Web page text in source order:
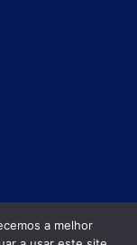
a melhor